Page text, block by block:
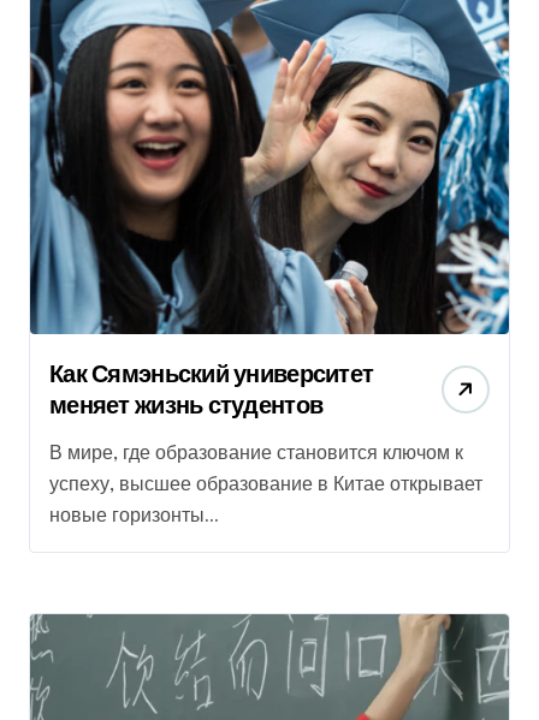
Как Сямэньский университет
меняет жизнь студентов
В мире, где образование становится ключом к
успеху, высшее образование в Китае открывает
новые горизонты...